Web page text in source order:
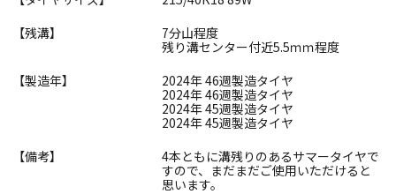
【残溝】
7分山程度
残り溝センター付近5.5ｍｍ程度
【製造年】
2024年 46週製造タイヤ
2024年 46週製造タイヤ
2024年 45週製造タイヤ
2024年 45週製造タイヤ
【備考】
4本ともに溝残りのあるサマータイヤで
すので、まだまだご使用いただけると
思います。